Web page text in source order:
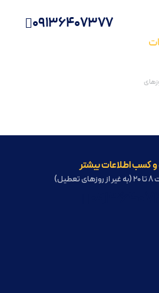
09136407377
از روزهای
و کسب اطلاعات بیشتر